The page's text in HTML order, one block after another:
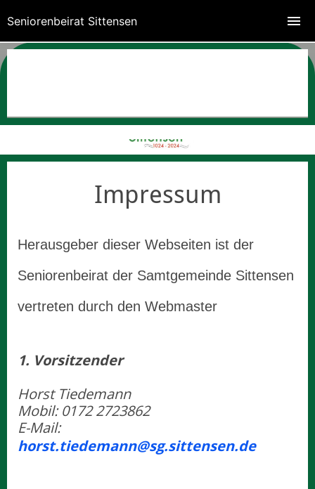
Impressum
Herausgeber dieser Webseiten ist der
Seniorenbeirat der Samtgemeinde Sittensen
vertreten durch den Webmaster
1. Vorsitzender
Horst Tiedemann
Mobil: 0172 2723862
E-Mail:
horst.tiedemann@sg.sittensen.de
Seniorenbeirat Sittensen